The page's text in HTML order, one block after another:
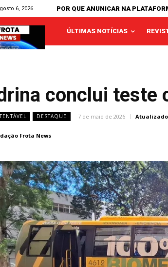
6, 2026 POR QUE ANUNICAR NA
ÚLTIMAS NOTÍCIAS
conclui teste
DESTAQUE 7 de maio de 2026 Atualizado
Frota News